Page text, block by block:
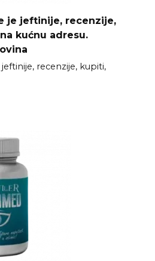
je jeftinije, recenzije,
kućnu adresu.
recenzije, kupiti,